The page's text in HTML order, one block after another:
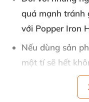
quá mạnh tránh
với Popper Iron
Nếu dùng sản
một tí sẽ hết